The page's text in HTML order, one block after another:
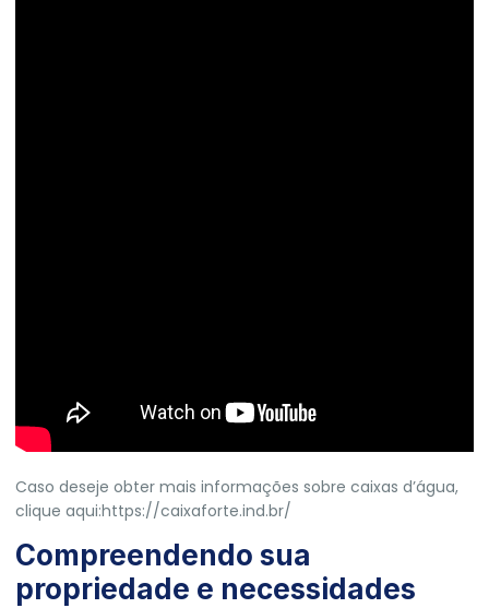
Caso deseje obter mais informações sobre caixas d’água,
clique aqui:https://caixaforte.ind.br/
Compreendendo sua
propriedade e necessidades